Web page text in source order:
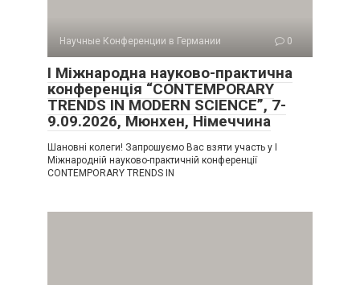
Научные Конференции в Германии 0
I Міжнародна науково-практична
конференція “CONTEMPORARY
TRENDS IN MODERN SCIENCE”, 7-
9.09.2026, Мюнхен, Німеччина
Шановні колеги! Запрошуємо Вас взяти участь у I
Міжнародній науково-практичній конференції
CONTEMPORARY TRENDS IN